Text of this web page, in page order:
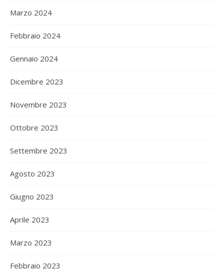
Marzo 2024
Febbraio 2024
Gennaio 2024
Dicembre 2023
Novembre 2023
Ottobre 2023
Settembre 2023
Agosto 2023
Giugno 2023
Aprile 2023
Marzo 2023
Febbraio 2023